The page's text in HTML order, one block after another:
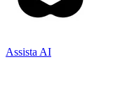
Assista AI